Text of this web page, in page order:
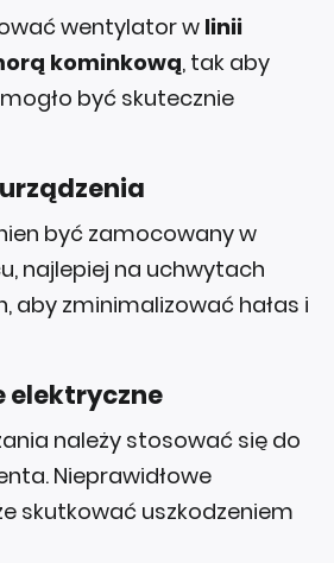
wentylator w linii
kominkową, tak aby
być skutecznie
być zamocowany w
najlepiej na uchwytach
aby zminimalizować hałas i
elektryczne
należy stosować się do
Nieprawidłowe
skutkować uszkodzeniem